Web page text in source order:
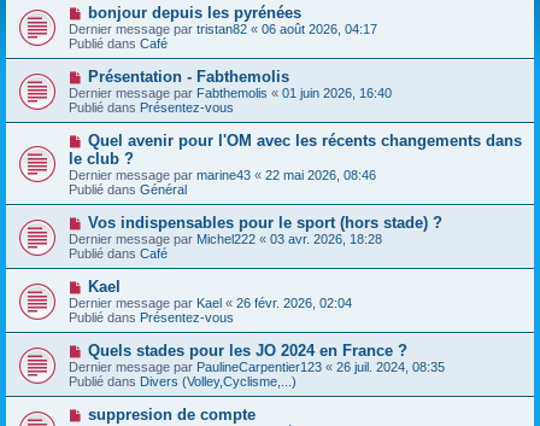
N
o
u
v
e
a
u
m
e
s
s
a
g
e
bonjour depuis les pyrénées
Dernier message par tristan82 « 06 août 2026, 04:17
Publié dans Café
N
o
u
v
a
u
m
e
s
s
g
e
Présentation - Fabthemolis
Dernier message par Fabthemolis « 01 juin 2026, 16:40
Publié dans Présentez-vous
N
u
v
e
a
u
m
e
s
s
a
g
e
Quel avenir pour l'OM avec les récents changements dans
le club ?
Dernier message par marine43 « 22 mai 2026, 08:46
Publié dans Général
N
o
u
v
e
a
u
m
e
s
s
a
g
Vos indispensables pour le sport (hors stade) ?
Dernier message par Michel222 « 03 avr. 2026, 18:28
Publié dans Café
N
o
u
v
a
u
m
e
s
Kael
Dernier message par Kael « 26 févr. 2026, 02:04
Publié dans Présentez-vous
N
o
u
v
a
Quels stades pour les JO 2024 en France ?
Dernier message par PaulineCarpentier123 « 26 juil. 2024, 08:35
Publié dans Divers (Volley,Cyclisme,...)
Nsuppresion de compte